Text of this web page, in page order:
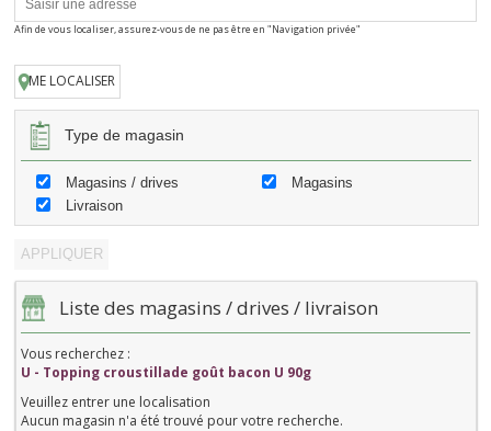
Afin de vous localiser, assurez-vous de ne pas être en "Navigation privée"
ME LOCALISER
Type de magasin
Magasins / drives
Magasins
Livraison
Liste des magasins / drives / livraison
Vous recherchez :
U - Topping croustillade goût bacon U 90g
Veuillez entrer une localisation
Aucun magasin n'a été trouvé pour votre recherche.